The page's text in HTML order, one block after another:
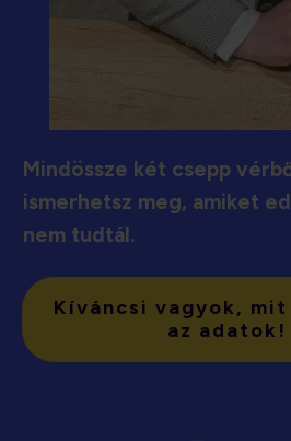
Mindössze két csepp
ismerhetsz meg, amiket
nem tudtál.
Kíváncsi vagyok,
az adatok!